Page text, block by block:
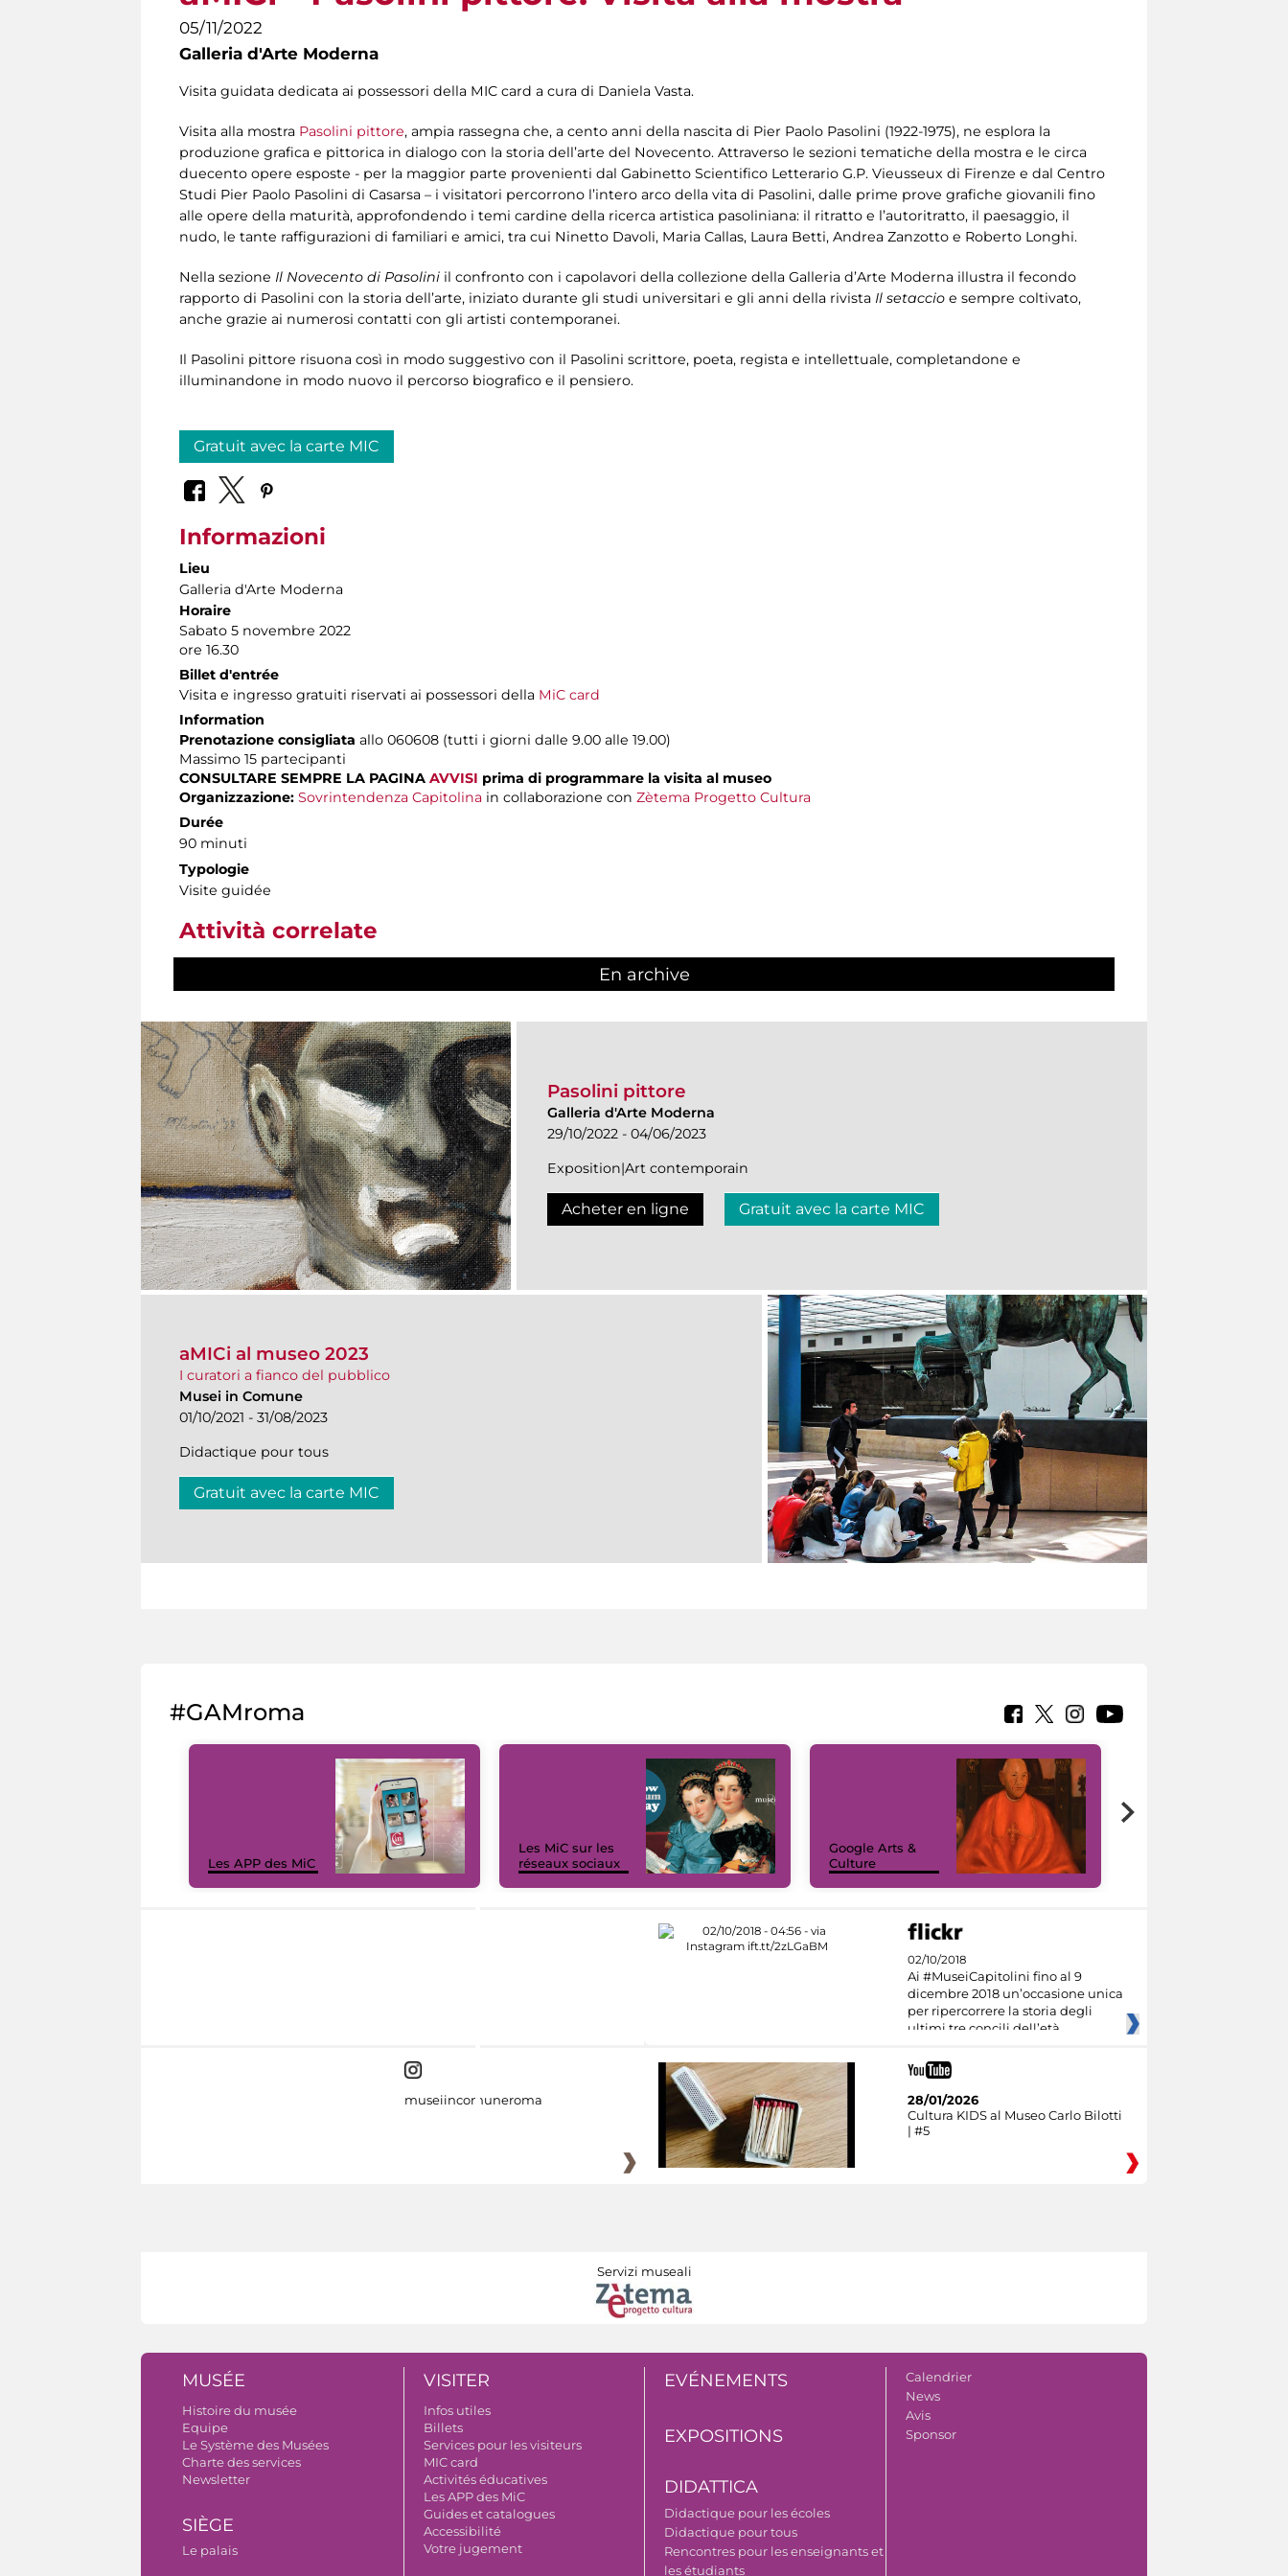
05/11/2022
Galleria d'Arte Moderna
Visita guidata dedicata ai possessori della MIC card a cura di Daniela Vasta.
Visita alla mostra Pasolini pittore, ampia rassegna che, a cento anni della nascita di Pier Paolo Pasolini (1922-1975), ne esplora la
produzione grafica e pittorica in dialogo con la storia dell’arte del Novecento. Attraverso le sezioni tematiche della mostra e le circa
duecento opere esposte - per la maggior parte provenienti dal Gabinetto Scientifico Letterario G.P. Vieusseux di Firenze e dal Centro
Studi Pier Paolo Pasolini di Casarsa – i visitatori percorrono l’intero arco della vita di Pasolini, dalle prime prove grafiche giovanili fino
alle opere della maturità, approfondendo i temi cardine della ricerca artistica pasoliniana: il ritratto e l’autoritratto, il paesaggio, il
nudo, le tante raffigurazioni di familiari e amici, tra cui Ninetto Davoli, Maria Callas, Laura Betti, Andrea Zanzotto e Roberto Longhi.
Nella sezione Il Novecento di Pasolini il confronto con i capolavori della collezione della Galleria d’Arte Moderna illustra il fecondo
rapporto di Pasolini con la storia dell’arte, iniziato durante gli studi universitari e gli anni della rivista Il setaccio e sempre coltivato,
anche grazie ai numerosi contatti con gli artisti contemporanei.
Il Pasolini pittore risuona così in modo suggestivo con il Pasolini scrittore, poeta, regista e intellettuale, completandone e
illuminandone in modo nuovo il percorso biografico e il pensiero.
Gratuit avec la carte MIC
Informazioni
Lieu
Galleria d'Arte Moderna
Horaire
Sabato 5 novembre 2022
ore 16.30
Billet d'entrée
Visita e ingresso gratuiti riservati ai possessori della MiC card
Information
Prenotazione consigliata allo 060608 (tutti i giorni dalle 9.00 alle 19.00)
Massimo 15 partecipanti
CONSULTARE SEMPRE LA PAGINA AVVISI prima di programmare la visita al museo
Organizzazione: Sovrintendenza Capitolina in collaborazione con Zètema Progetto Cultura
Durée
90 minuti
Typologie
Visite guidée
Attività correlate
En archive
Pasolini pittore
Galleria d'Arte Moderna
29/10/2022 - 04/06/2023
Exposition|Art contemporain
Acheter en ligne Gratuit avec la carte MIC
aMICi al museo 2023
I curatori a fianco del pubblico
Musei in Comune
01/10/2021 - 31/08/2023
Didactique pour tous
Gratuit avec la carte MIC
#GAMroma
Les APP des MiC
Les MiC sur les
réseaux sociaux
Google Arts &
Culture
02/10/2018
Ai #MuseiCapitolini fino al 9
dicembre 2018 un’occasione unica
per ripercorrere la storia degli
ultimi tre concili dell’età
museiincomuneroma
28/01/2026
Cultura KIDS al Museo Carlo Bilotti
| #5
Servizi museali
MUSÉE
Histoire du musée
Equipe
Le Système des Musées
Charte des services
Newsletter
SIÈGE
Le palais
VISITER
Infos utiles
Billets
Services pour les visiteurs
MIC card
Activités éducatives
Les APP des MiC
Guides et catalogues
Accessibilité
Votre jugement
EVÉNEMENTS
EXPOSITIONS
DIDATTICA
Didactique pour les écoles
Didactique pour tous
Rencontres pour les enseignants et
les étudiants
Calendrier
News
Avis
Sponsor